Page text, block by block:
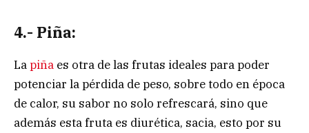
4.- Piña:
Lapiña es otra de las frutas ideales para poder
potenciar la pérdida de peso, sobre todo en época
de calor, su sabor no solo refrescará, sino que
además esta fruta es diurética, sacia, esto por su